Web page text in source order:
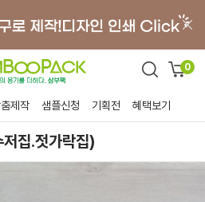
0
제작 샘플신청 기획전 혜택보기
집.젓가락집)